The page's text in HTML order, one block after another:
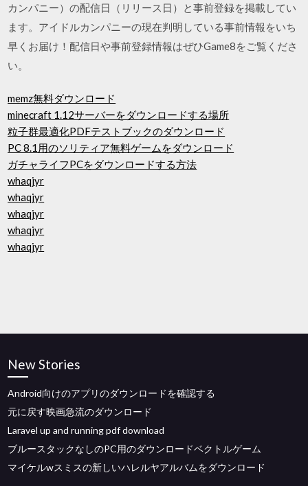
カンパニー）の配信日（リリース日）と事前登録を掲載してい
ます。アイドルカンパニーの現在判明している事前情報をいち
早くお届け！配信日や事前登録情報はぜひGame8をご覧くださ
い。
memz無料ダウンロード
minecraft 1.12サーバーをダウンロードする場所
粒子群最適化PDFテストブックのダウンロード
PC 8.1用のソリティア無料ゲームをダウンロード
ガチャライフPCをダウンロードする方法
whaqjyr
whaqjyr
whaqjyr
whaqjyr
whaqjyr
New Stories
Android向けのアプリのダウンロードを確認する
元に戻す映画急流のダウンロード
Laravel up and running pdf download
ブルースタックなしのPC用のダウンロードベクトルゲーム
マイケルwスミスの新しいハレルヤアルバムをダウンロード